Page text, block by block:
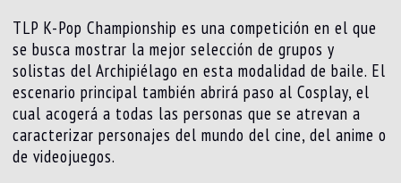
TLP K-Pop Championship es una competición en el que
se busca mostrar la mejor selección de grupos y
solistas del Archipiélago en esta modalidad de baile. El
escenario principal también abrirá paso al Cosplay, el
cual acogerá a todas las personas que se atrevan a
caracterizar personajes del mundo del cine, del anime o
de videojuegos.